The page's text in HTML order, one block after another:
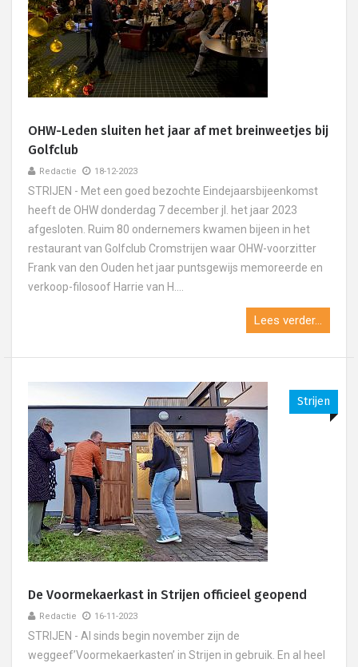
OHW-Leden sluiten het jaar af met breinweetjes bij
Golfclub
Redactie 18-12-2023
STRIJEN - Met een goed bezochte Eindejaarsbijeenkomst
heeft de OHW donderdag 7 december jl. het jaar 2023
afgesloten. Ruim 80 ondernemers kwamen bijeen in het
restaurant van Golfclub Cromstrijen waar OHW-voorzitter
Frank van den Ouden het jaar puntsgewijs memoreerde en
verkoop-filosoof Harrie van H....
Lees verder...
Strijen
De Voormekaerkast in Strijen officieel geopend
Redactie 16-11-2023
STRIJEN - Al sinds begin november zijn de
weggeef’Voormekaerkasten’ in Strijen in gebruik. En al heel